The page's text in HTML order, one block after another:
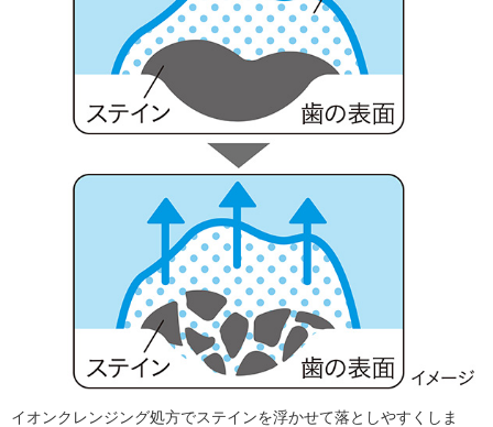
イオンクレンジング処方でステインを浮かせて落としやすくしま